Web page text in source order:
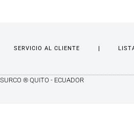
SERVICIO AL CLIENTE
® QUITO - ECUADOR